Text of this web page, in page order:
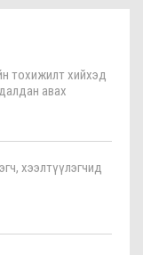
тохижилт хийхэд
авах
хээлтүүлэгчид